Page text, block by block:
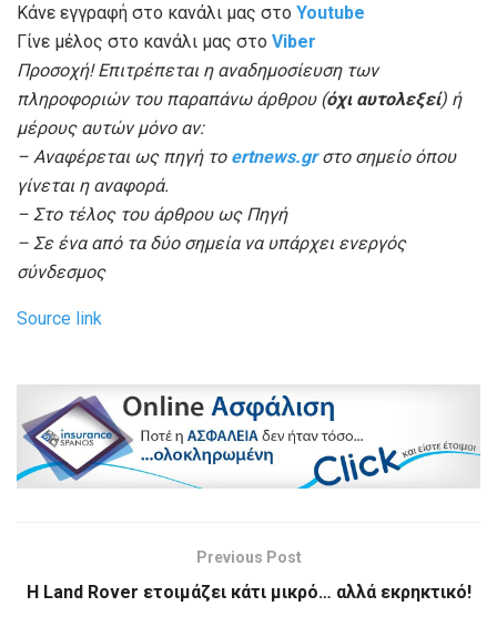
Κάνε εγγραφή στο κανάλι μας στο Youtube
Γίνε μέλος στο κανάλι μας στο Viber
Προσοχή! Επιτρέπεται η αναδημοσίευση των
πληροφοριών του παραπάνω άρθρου (όχι αυτολεξεί) ή
μέρους αυτών μόνο αν:
– Αναφέρεται ως πηγή το ertnews.gr στο σημείο όπου
γίνεται η αναφορά.
– Στο τέλος του άρθρου ως Πηγή
– Σε ένα από τα δύο σημεία να υπάρχει ενεργός
σύνδεσμος
Source link
Previous Post
Η Land Rover ετοιμάζει κάτι μικρό… αλλά εκρηκτικό!